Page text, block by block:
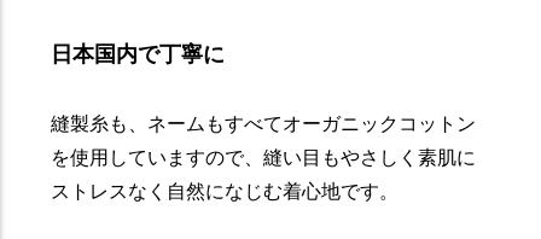
日本国内で丁寧に
縫製糸も、ネームもすべてオーガニックコットン
を使用していますので、縫い目もやさしく素肌に
ストレスなく自然になじむ着心地です。